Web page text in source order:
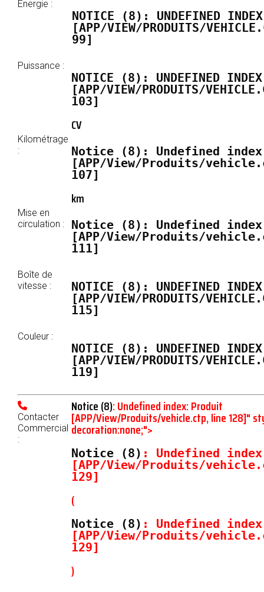
Énergie :
NOTICE (8) : UNDEFINED
[APP/VIEW/PRODUITS/
99]
Puissance :
NOTICE (8) : UNDEFINED
[APP/VIEW/PRODUITS/
103]
CV
Kilométrage
:
Notice (8) : Undefined
[APP/View/Produits/
107]
km
Mise en
circulation :
Notice (8) : Undefined
[APP/View/Produits/
111]
Boîte de
vitesse :
NOTICE (8) : UNDEFINED
[APP/VIEW/PRODUITS/
115]
Couleur :
NOTICE (8) : UNDEFINED
[APP/VIEW/PRODUITS/
119]
Contacter
Commercial
:
Notice(8): Undefined index: Produit
[APP/View/Produits/vehicle.ctp, line128]"
decoration:none;">
Notice (8) : Undefined
[APP/View/Produits/
129]
(
Notice (8) : Undefined
[APP/View/Produits/
129]
)